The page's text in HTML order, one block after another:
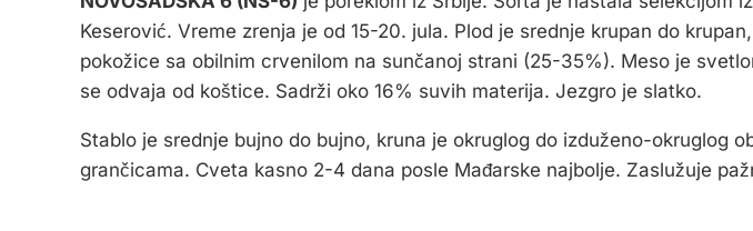
Keserović. Vreme zrenja je od 15-20. jula. Plod je srednje krupan do
pokožice sa obilnim crvenilom na sunčanoj strani (25-35%). Meso je
se odvaja od koštice. Sadrži oko 16% suvih materija. Jezgro je slatko.
Stablo je srednje bujno do bujno, kruna je okruglog do izduženo-okruglog
grančicama. Cveta kasno 2-4 dana posle Mađarske najbolje. Zaslužuje